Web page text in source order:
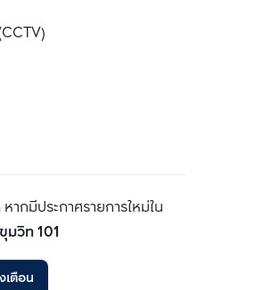
ากมีประกาศรายการใหม่ใน
มวิท 101
เตือน